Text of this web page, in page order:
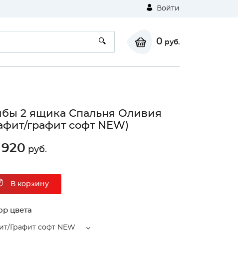
Войти
0 руб.
2 ящика Спальня Оливия
графит софт NEW)
920 руб.
В корзину
цвета
Графит софт NEW